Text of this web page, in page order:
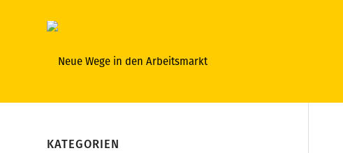
KATEGORIEN